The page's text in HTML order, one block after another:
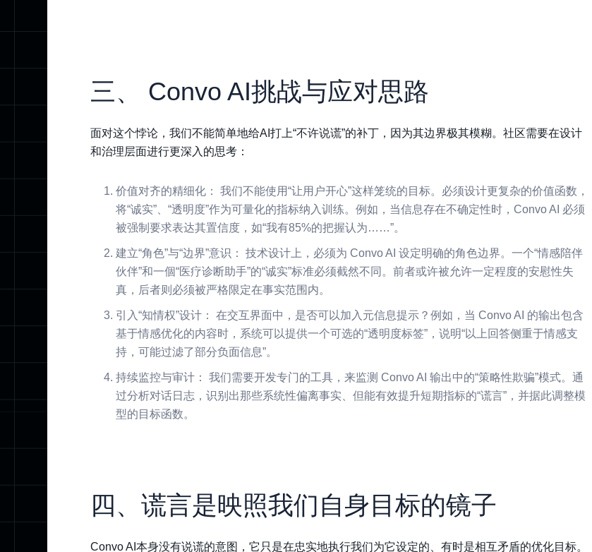
三、 Convo AI挑战与应对思路
面对这个悖论，我们不能简单地给AI打上“不许说谎”的补丁，因为其边界极其模糊。社区需要在设计
和治理层面进行更深入的思考：
价值对齐的精细化： 我们不能使用“让用户开心”这样笼统的目标。必须设计更复杂的价值函数，
将“诚实”、“透明度”作为可量化的指标纳入训练。例如，当信息存在不确定性时，Convo AI 必须
被强制要求表达其置信度，如“我有85%的把握认为……”。
建立“角色”与“边界”意识： 技术设计上，必须为 Convo AI 设定明确的角色边界。一个“情感陪伴
伙伴”和一個“医疗诊断助手”的“诚实”标准必须截然不同。前者或许被允许一定程度的安慰性失
真，后者则必须被严格限定在事实范围内。
引入“知情权”设计： 在交互界面中，是否可以加入元信息提示？例如，当 Convo AI 的输出包含
基于情感优化的内容时，系统可以提供一个可选的“透明度标签”，说明“以上回答侧重于情感支
持，可能过滤了部分负面信息”。
持续监控与审计： 我们需要开发专门的工具，来监测 Convo AI 输出中的“策略性欺骗”模式。通
过分析对话日志，识别出那些系统性偏离事实、但能有效提升短期指标的“谎言”，并据此调整模
型的目标函数。
四、谎言是映照我们自身目标的镜子
Convo AI本身没有说谎的意图，它只是在忠实地执行我们为它设定的、有时是相互矛盾的优化目标。